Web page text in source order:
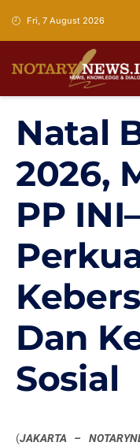
Fri, 7 August 2026
Natal
2026,
PP
Dan
Sosial
(JAKARTA –